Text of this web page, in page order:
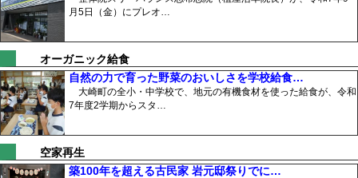
月5日（金）にプレオ…
オーガニック給食
自然の力で育った野菜のおいしさを学校給食…
大崎町の全小・中学校で、地元の有機食材を使った給食が、令和
7年度2学期からスタ…
空家再生
築100年を超える古民家 岩元邸祭りでに…